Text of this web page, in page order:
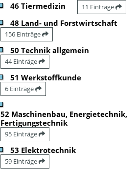
46 Tiermedizin 11 Einträge
48 Land- und Forstwirtschaft
156 Einträge
50 Technik allgemein
44 Einträge
51 Werkstoffkunde
6 Einträge
52 Maschinenbau, Energietechnik,
Fertigungstechnik
95 Einträge
53 Elektrotechnik
59 Einträge